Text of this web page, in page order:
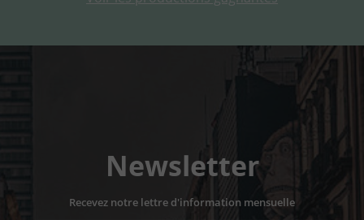
Newsletter
Recevez notre lettre d'information mensuelle